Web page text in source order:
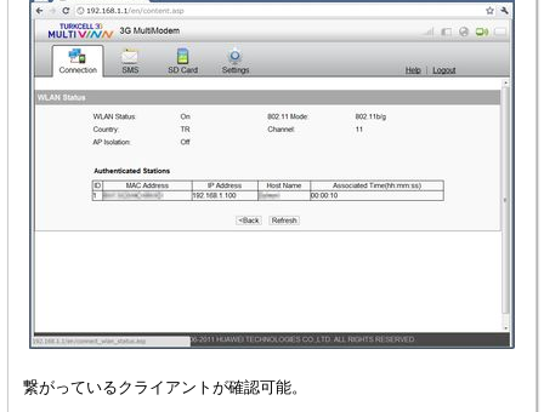
繋がっているクライアントが確認可能。